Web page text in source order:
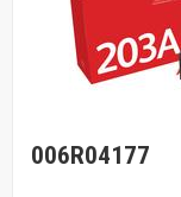
006R04177